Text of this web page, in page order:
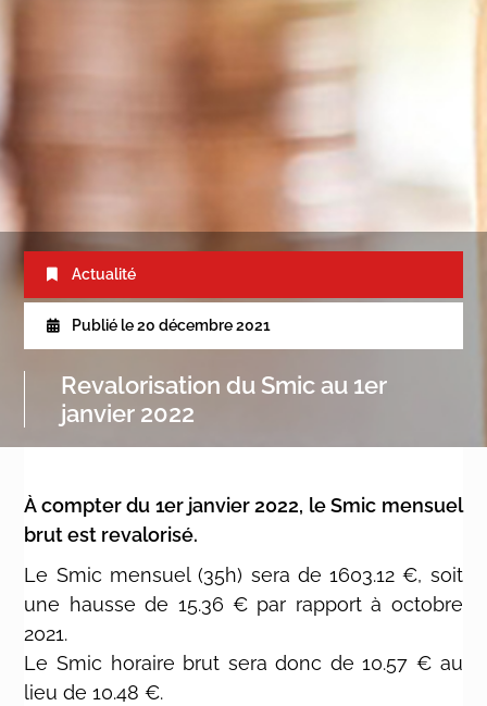
Actualité
Publié le 20 décembre 2021
Revalorisation du Smic au 1er
janvier 2022
À compter du 1er janvier 2022, le Smic mensuel
brut est revalorisé.
Le Smic mensuel (35h) sera de 1603.12 €, soit
une hausse de 15.36 € par rapport à octobre
2021.
Le Smic horaire brut sera donc de 10.57 € au
lieu de 10.48 €.